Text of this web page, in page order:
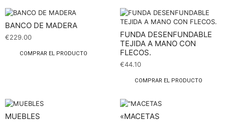
BANCO DE MADERA
€229.00
COMPRAR EL PRODUCTO
FUNDA DESENFUNDABLE
TEJIDA A MANO CON
FLECOS.
€44.10
COMPRAR EL PRODUCTO
MUEBLES «MACETAS